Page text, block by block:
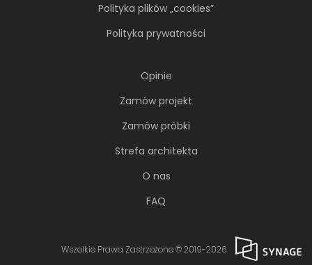
Polityka plików „cookies”
Polityka prywatności
Opinie
Zamów projekt
Zamów próbki
Strefa architekta
O nas
FAQ
Wszelkie Prawa Zastrzeżone © 2019-2026